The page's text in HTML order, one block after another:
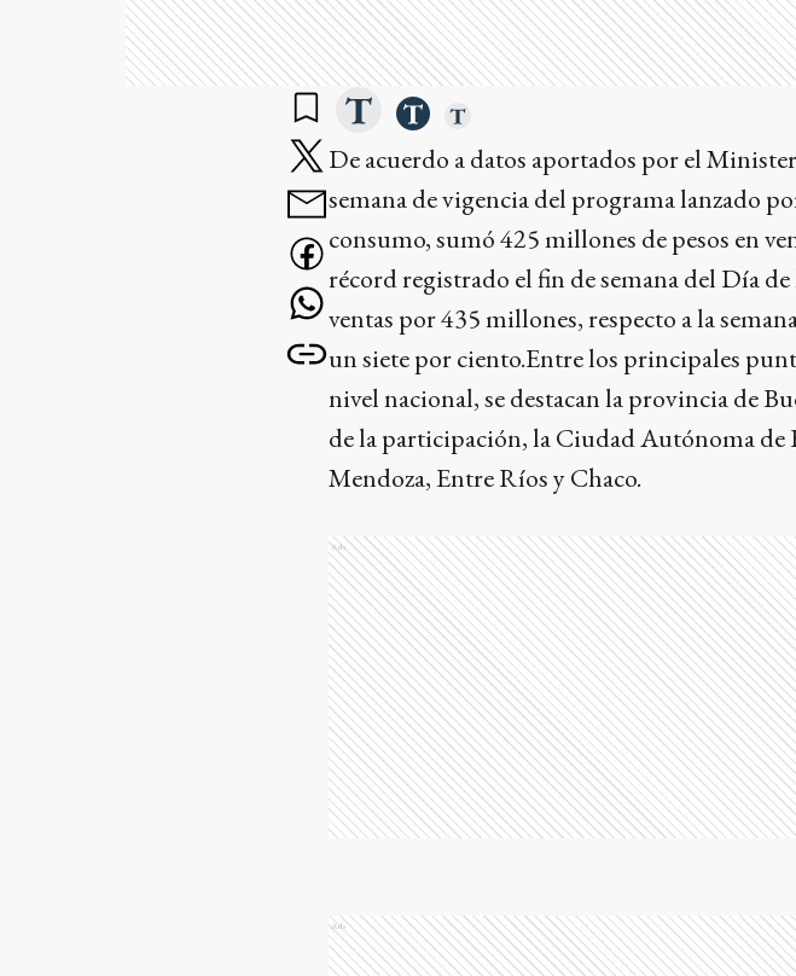
De acuerdo a datos aportados por el
semana de vigencia del programa lanzado
consumo, sumó 425 millones de pesos en
récord registrado el fin de semana del Día
ventas por 435 millones, respecto a la
un siete por ciento.Entre los principales
nivel nacional, se destacan la provincia de
de la participación, la Ciudad Autónoma de
Mendoza, Entre Ríos y Chaco.
Ads
Ads